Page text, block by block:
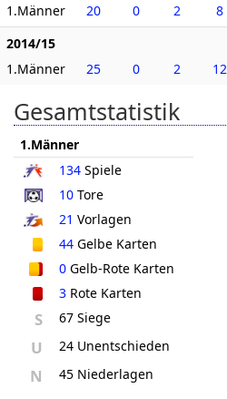
1.Männer
20 0 2 8
2014/15
1.Männer
25 0 2 12
Gesamtstatistik
1.Männer
134 Spiele
10 Tore
21 Vorlagen
44 Gelbe Karten
0 Gelb-Rote Karten
3 Rote Karten
S 67 Siege
U 24 Unentschieden
N 45 Niederlagen